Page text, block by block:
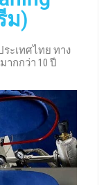
ม)
ระเทศไทย ทาง
ากกว่า 10 ปี